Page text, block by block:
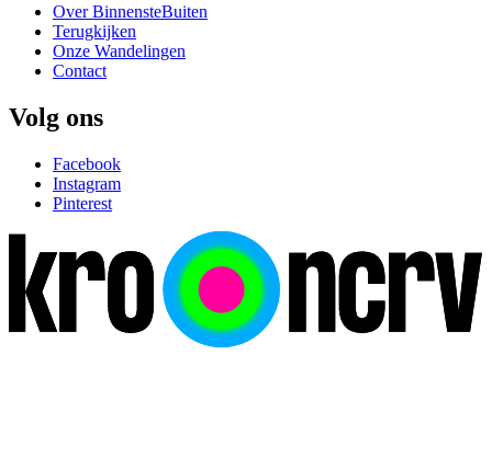
Over BinnensteBuiten
Terugkijken
Onze Wandelingen
Contact
Volg ons
Facebook
Instagram
Pinterest